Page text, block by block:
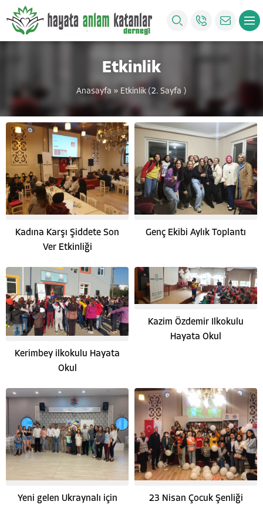
Etkinlik
Anasayfa » Etkinlik (2. Sayfa )
Kadına Karşı Şiddete Son
Ver Etkinliği
Genç Ekibi Aylık Toplantı
Kerimbey ilkokulu Hayata
Okul
Kazim Özdemir Ilkokulu
Hayata Okul
Yeni gelen Ukraynalı için
23 Nisan Çocuk Şenliği